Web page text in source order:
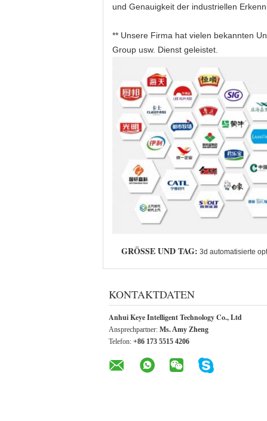
und Genauigkeit der industriellen
** Unsere Firma hat vielen bekannten
Group usw. Dienst geleistet.
GRÖSSE UND TAG: 3d automatisierte
KONTAKTDATEN
Anhui Keye Intelligent Technology Co., Ltd
Ansprechpartner: Ms. Amy Zheng
Telefon: +86 173 5515 4206